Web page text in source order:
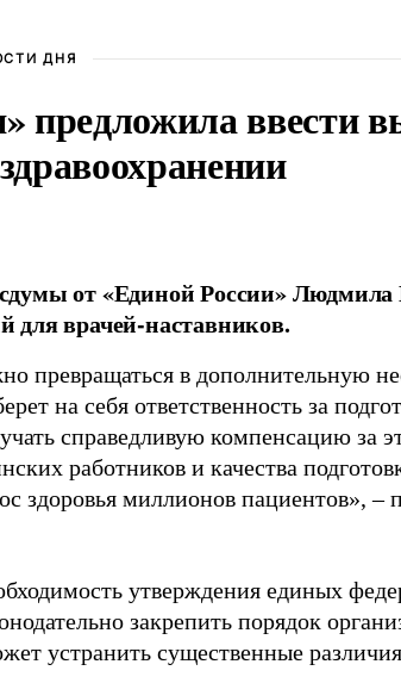
ДНЯ
предложила ввести
от «Единой России»
для врачей-наставников.
превращаться в дополнительную
на себя ответственность за
справедливую компенсацию за
работников и качества
здоровья миллионов пациентов», –
утверждения единых
закрепить порядок
устранить существенные